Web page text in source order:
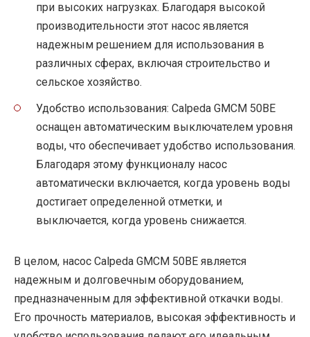
при высоких нагрузках. Благодаря высокой
производительности этот насос является
надежным решением для использования в
различных сферах, включая строительство и
сельское хозяйство.
Удобство использования: Calpeda GMCM 50BE
оснащен автоматическим выключателем уровня
воды, что обеспечивает удобство использования.
Благодаря этому функционалу насос
автоматически включается, когда уровень воды
достигает определенной отметки, и
выключается, когда уровень снижается.
В целом, насос Calpeda GMCM 50BE является
надежным и долговечным оборудованием,
предназначенным для эффективной откачки воды.
Его прочность материалов, высокая эффективность и